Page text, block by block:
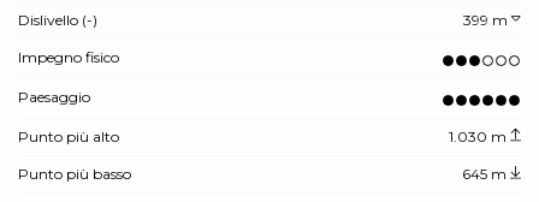
Dislivello (-) 399 m
Impegno fisico
Paesaggio
Punto più alto 1.030 m
Punto più basso 645 m